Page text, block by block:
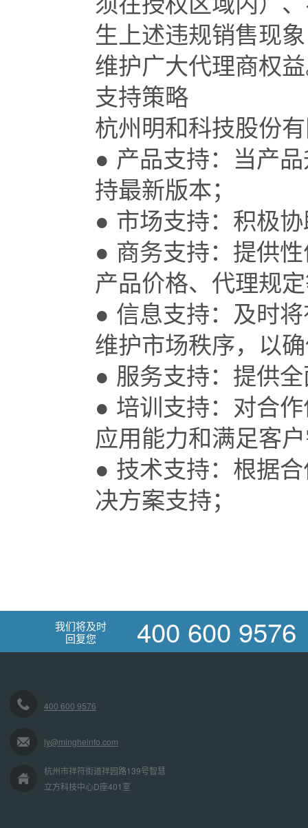
生上述违规销售现
维护广大代理商权
支持策略
杭州明和科技股份
● 产品支持：当产
持最新版本；
● 市场支持：积极
● 商务支持：提供
产品价格、代理规
● 信息支持：及时
维护市场秩序，以
● 服务支持：提供
● 培训支持：对合
应用能力和满足客
● 技术支持：根据
决方案支持；
我们将及时
回复您
400 600 9576
400 600 9576
ly@mingheinfo.com
杭州市祥符街道祥园路139号智慧
立方科技中心D座401室